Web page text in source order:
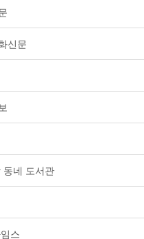
신문
동네 도서관
스